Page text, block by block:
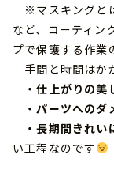
※マスキングと
など、コーティン
プで保護する作業
手間と時間はか
・仕上がりの美
・パーツへのダ
・長期間きれい
い工程なのです